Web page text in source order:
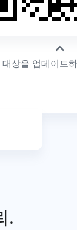
상을 업데이트
.